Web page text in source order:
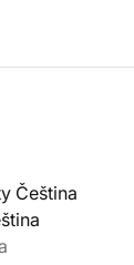
Čeština